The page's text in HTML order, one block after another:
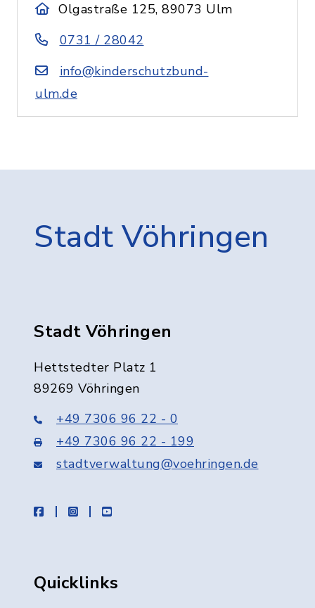
Olgastraße 125, 89073 Ulm
0731 / 28042
info@kinderschutzbund-
ulm.de
Stadt Vöhringen
Stadt Vöhringen
Hettstedter Platz 1
89269 Vöhringen
+49 7306 96 22 - 0
+49 7306 96 22 - 199
stadtverwaltung@voehringen.de
facebookinstagramyoutube
Quicklinks